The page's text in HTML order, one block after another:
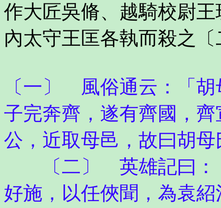
作大匠吳脩、越騎校尉
內太守王匡各執而殺之
〔一〕 風俗通云：「
子完奔齊，遂有齊國，
公，近取母邑，故曰胡
〔二〕 英雄記曰：「
好施，以任俠聞，為袁